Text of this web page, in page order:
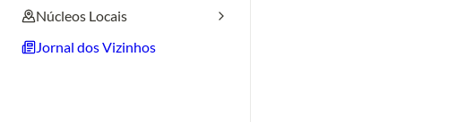
Núcleos Locais
Jornal dos Vizinhos